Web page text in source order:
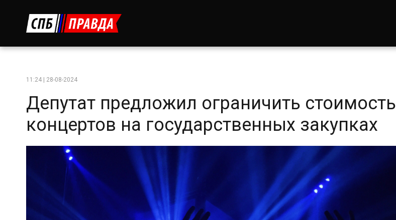
11:24 | 28-08-2024
Депутат предложил ограничить стоимость
концертов на государственных закупках